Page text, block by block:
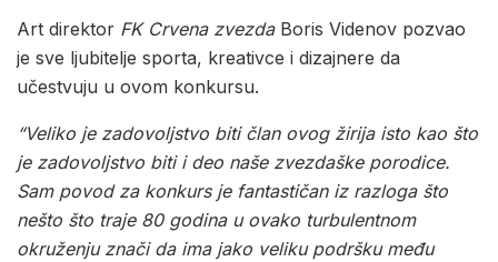
Art direktor FK Crvena zvezdaBoris Videnov pozvao
je sve ljubitelje sporta, kreativce i dizajnere da
učestvuju u ovom konkursu.
“Veliko je zadovoljstvo biti član ovog žirija isto kao što
je zadovoljstvo biti i deo naše zvezdaške porodice.
Sam povod za konkurs je fantastičan iz razloga što
nešto što traje80 godina u ovako turbulentnom
okruženju znači da ima jako veliku podršku među